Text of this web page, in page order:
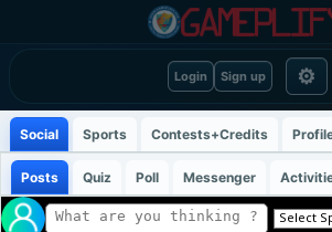
Login Sign up ⚙
Social Sports Contests+Credits
Posts Quiz Poll Messenger